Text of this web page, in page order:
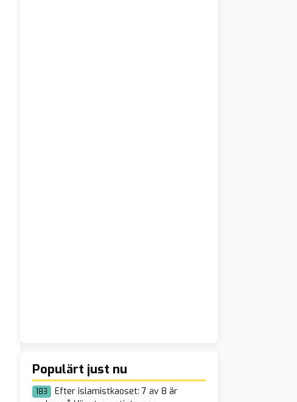
Populärt just nu
183
Efter islamistkaoset: 7 av 8 är